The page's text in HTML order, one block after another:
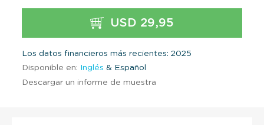
USD 29,95
Los datos financieros más recientes: 2025
Disponible en: Inglés & Español
Descargar un informe de muestra